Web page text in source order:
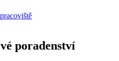
poradenství